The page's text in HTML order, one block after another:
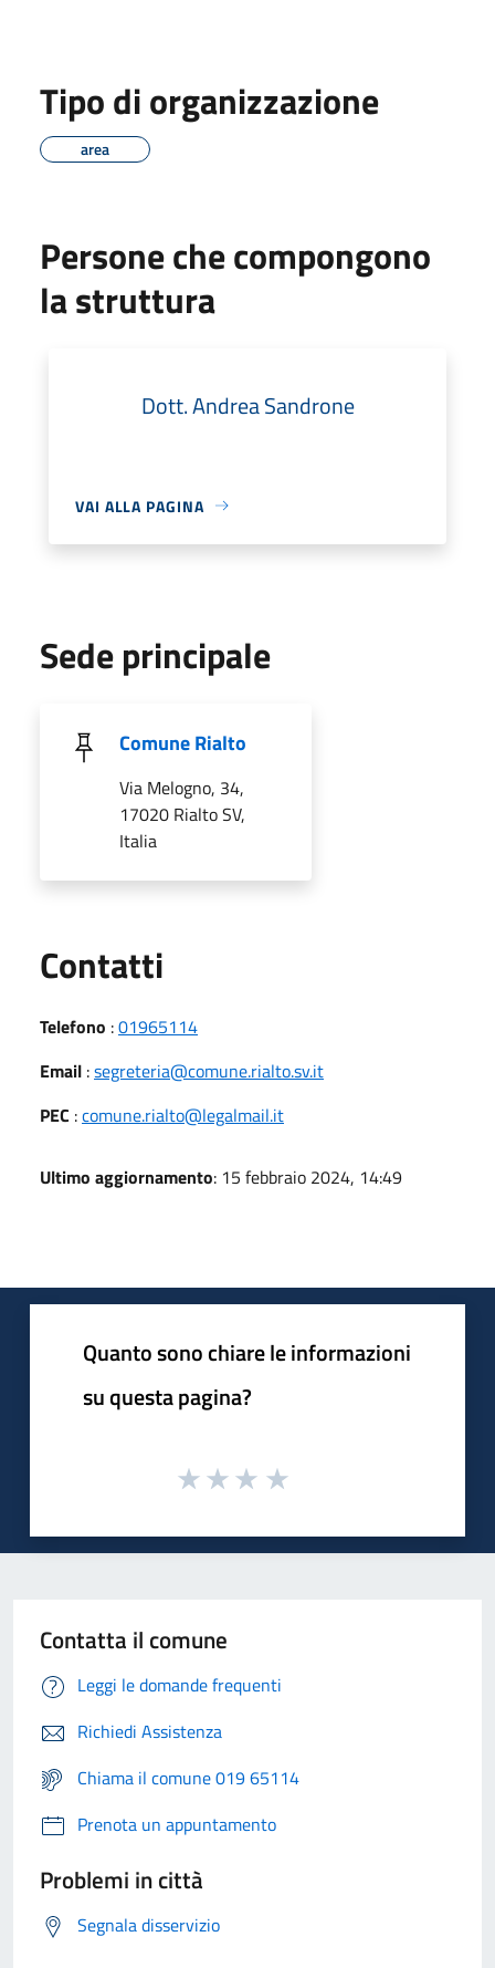
Tipo di organizzazione
area
Persone che compongono
la struttura
Dott. Andrea Sandrone
VAI ALLA PAGINA
Sede principale
Comune Rialto
Via Melogno, 34,
17020 Rialto SV,
Italia
Contatti
Telefono :01965114
Email :segreteria@comune.rialto.sv.it
PEC :comune.rialto@legalmail.it
Ultimo aggiornamento: 15 febbraio 2024, 14:49
Quanto sono chiare le informazioni
su questa pagina?
Contatta il comune
Leggi le domande frequenti
Richiedi Assistenza
Chiama il comune 019 65114
Prenota un appuntamento
Problemi in città
Segnala disservizio